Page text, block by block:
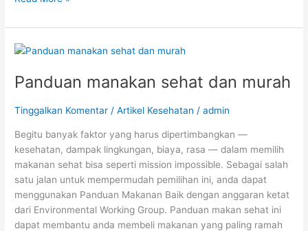
Panduan manakan sehat dan murah
Tinggalkan Komentar /Artikel Kesehatan /admin
Begitu banyak faktor yang harus dipertimbangkan —
kesehatan, dampak lingkungan, biaya, rasa — dalam memilih
makanan sehat bisa seperti mission impossible. Sebagai salah
satu jalan untuk mempermudah pemilihan ini, anda dapat
menggunakan Panduan Makanan Baik dengan anggaran ketat
dari Environmental Working Group. Panduan makan sehat ini
dapat membantu anda membeli makanan yang paling ramah
Panduan
sehat
murah